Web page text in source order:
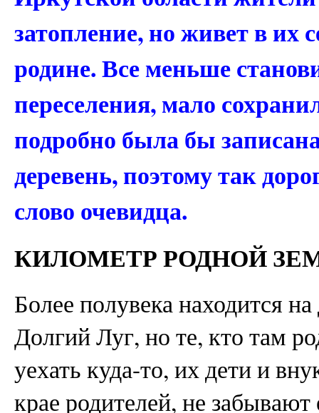
затопление, но живет в их
родине. Все меньше
переселения, мало
подробно была бы
деревень, поэтому так
слово очевидца.
КИЛОМЕТР РОДНОЙ
Более полувека находится
Долгий Луг, но те, кто там
уехать куда-то, их дети и
крае родителей, не забывают